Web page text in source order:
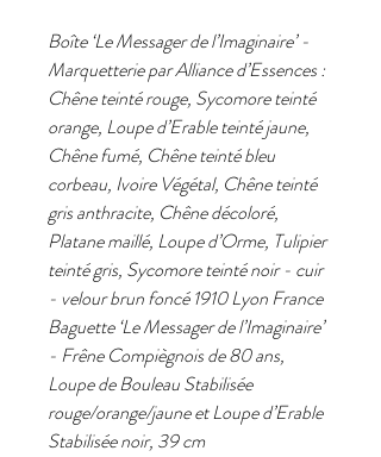
Boîte ‘Le Messager de l’Imaginaire’ -
Marquetterie parAlliance d’Essences:
Chêne teinté rouge, Sycomore teinté
orange, Loupe d’Erable teinté jaune,
Chêne fumé, Chêne teinté bleu
corbeau, Ivoire Végétal, Chêne teinté
gris anthracite, Chêne décoloré,
Platane maillé, Loupe d’Orme, Tulipier
teinté gris, Sycomore teinté noir - cuir
- velour brun foncé 1910 Lyon France
Baguette ‘Le Messager de l’Imaginaire’
- Frêne Compiègnois de 80 ans,
Loupe de Bouleau Stabilisée
rouge/orange/jaune et Loupe d’Erable
Stabilisée noir, 39 cm